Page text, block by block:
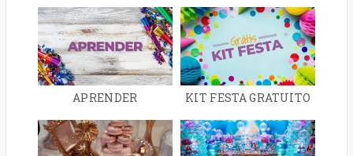
APRENDER KIT FESTA GRATUITO